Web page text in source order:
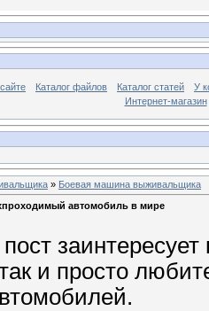
Каталог файлов Каталог статей
У
Интернет-магазин
» Боевая машина выживальщика
автомобиль в мире
заинтересует
и просто